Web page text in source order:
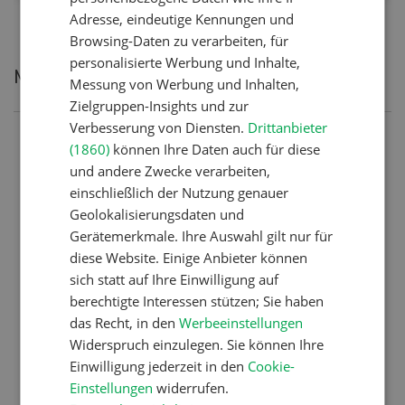
Meistgelesene Artikel
Nutztiere
Schweizer Kuhnamen: Liste
von A-Z
Pflanzenbau
Erst das Ziel, dann die
Zwischenfrucht
Betriebsführung
Adresse, eindeutige Kennungen und
Browsing-Daten zu verarbeiten, für
personalisierte Werbung und Inhalte,
Messung von Werbung und Inhalten,
Zielgruppen-Insights und zur
Verbesserung von Diensten. Drittanbieter
(1860) können Ihre Daten auch für diese
und andere Zwecke verarbeiten,
einschließlich der Nutzung genauer
Geolokalisierungsdaten und
Gerätemerkmale. Ihre Auswahl gilt nur für
diese Website. Einige Anbieter können
sich statt auf Ihre Einwilligung auf
berechtigte Interessen stützen; Sie haben
das Recht, in denWerbeeinstellungen
Widerspruch einzulegen. Sie können Ihre
Einwilligung jederzeit in den Cookie-
Einstellungen widerrufen.